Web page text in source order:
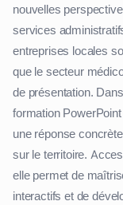
nouvelles
services
entreprises locales
que le secteur
de présentation.
formation
une réponse
sur le territoire.
elle permet de
interactifs et de